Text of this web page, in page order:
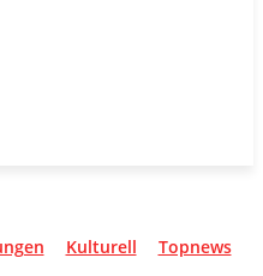
Kulturell Topnews